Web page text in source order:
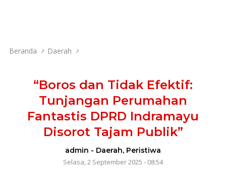
Beranda Daerah
“Boros dan Tidak Efektif:
Tunjangan Perumahan
Fantastis DPRD Indramayu
Disorot Tajam Publik”
admin - Daerah, Peristiwa
Selasa, 2 September 2025 - 08:54